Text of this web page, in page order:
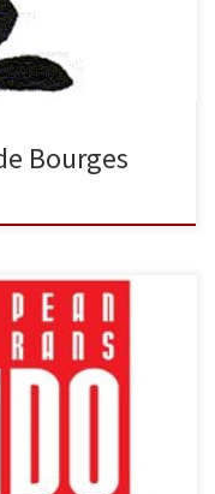
Bourges
ont eu lieu les
est championne
d’Europe M3 -66
M4 -66 […]